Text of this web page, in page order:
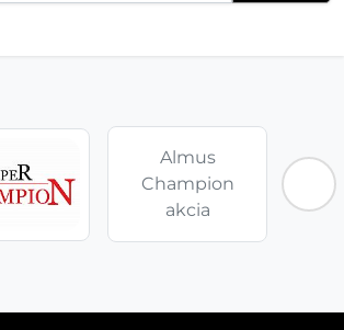
Almus
Champion
akcia